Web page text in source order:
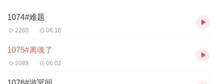
1074#难题
2260 06:16
1075#离魂了
2089 06:02